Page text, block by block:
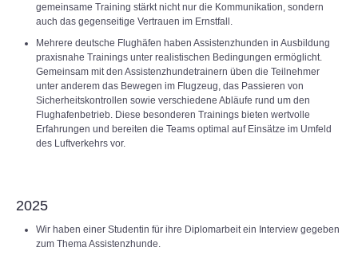
gemeinsame Training stärkt nicht nur die Kommunikation, sondern
auch das gegenseitige Vertrauen im Ernstfall.
Mehrere deutsche Flughäfen haben Assistenzhunden in Ausbildung
praxisnahe Trainings unter realistischen Bedingungen ermöglicht.
Gemeinsam mit den Assistenzhundetrainern üben die Teilnehmer
unter anderem das Bewegen im Flugzeug, das Passieren von
Sicherheitskontrollen sowie verschiedene Abläufe rund um den
Flughafenbetrieb. Diese besonderen Trainings bieten wertvolle
Erfahrungen und bereiten die Teams optimal auf Einsätze im Umfeld
des Luftverkehrs vor.
2025
Wir haben einer Studentin für ihre Diplomarbeit ein Interview gegeben
zum Thema Assistenzhunde.